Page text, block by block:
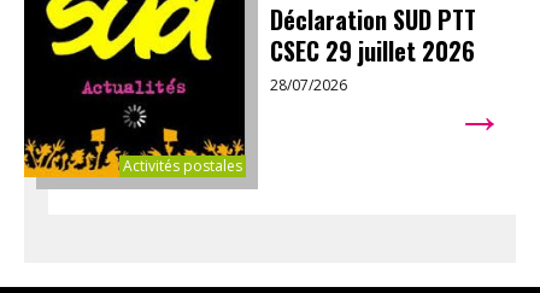
Activités postales
Déclaration SUD PTT
CSEC 29 juillet 2026
28/07/2026 →